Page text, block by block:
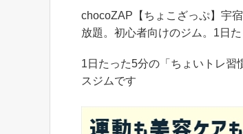
chocoZAP【ちょこざっぷ】宇
放題。初心者向けのジム。1日
1日たった5分の「ちょいトレ習
スジムです